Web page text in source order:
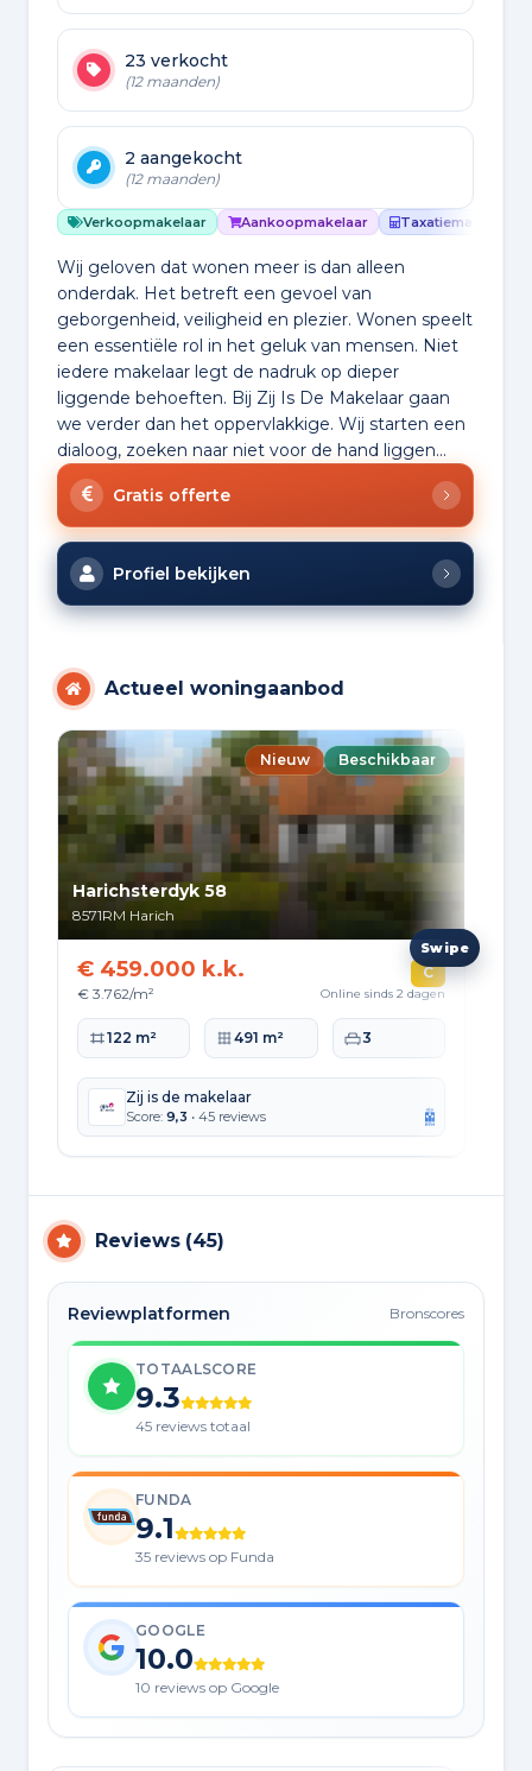
23 verkocht
(12 maanden)
2 aangekocht
(12 maanden)
Verkoopmakelaar Aankoopmakelaar Taxatiemakelaar
Wij geloven dat wonen meer is dan alleen
onderdak. Het betreft een gevoel van
geborgenheid, veiligheid en plezier. Wonen speelt
een essentiële rol in het geluk van mensen. Niet
iedere makelaar legt de nadruk op dieper
liggende behoeften. Bij Zij Is De Makelaar gaan
we verder dan het oppervlakkige. Wij starten een
dialoog, zoeken naar niet voor de hand liggen...
Gratis offerte
Profiel bekijken
Actueel woningaanbod
Nieuw Beschikbaar
Harichsterdyk 58
8571RM Harich
€ 459.000 k.k.
€ 3.762/m²
C
Online sinds 2 dagen
Woonoppervlakte
122 m² Perceeloppervlakte
491 m² Slaapkamers
3
Zij is de makelaar
Score: 9,3 • 45 reviews
Reviews (45)
Reviewplatformen Bronscores
TOTAALSCORE
9.3
45 reviews totaal
FUNDA
9.1
35 reviews op Funda
GOOGLE
10.0
10 reviews op Google